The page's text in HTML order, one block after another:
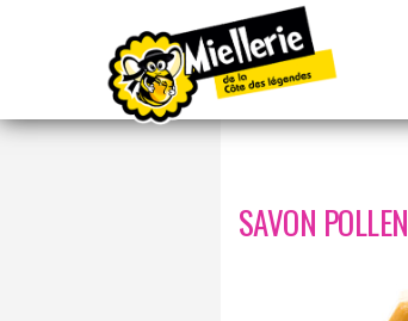
Accueil/Beauté
SAVON POLLEN